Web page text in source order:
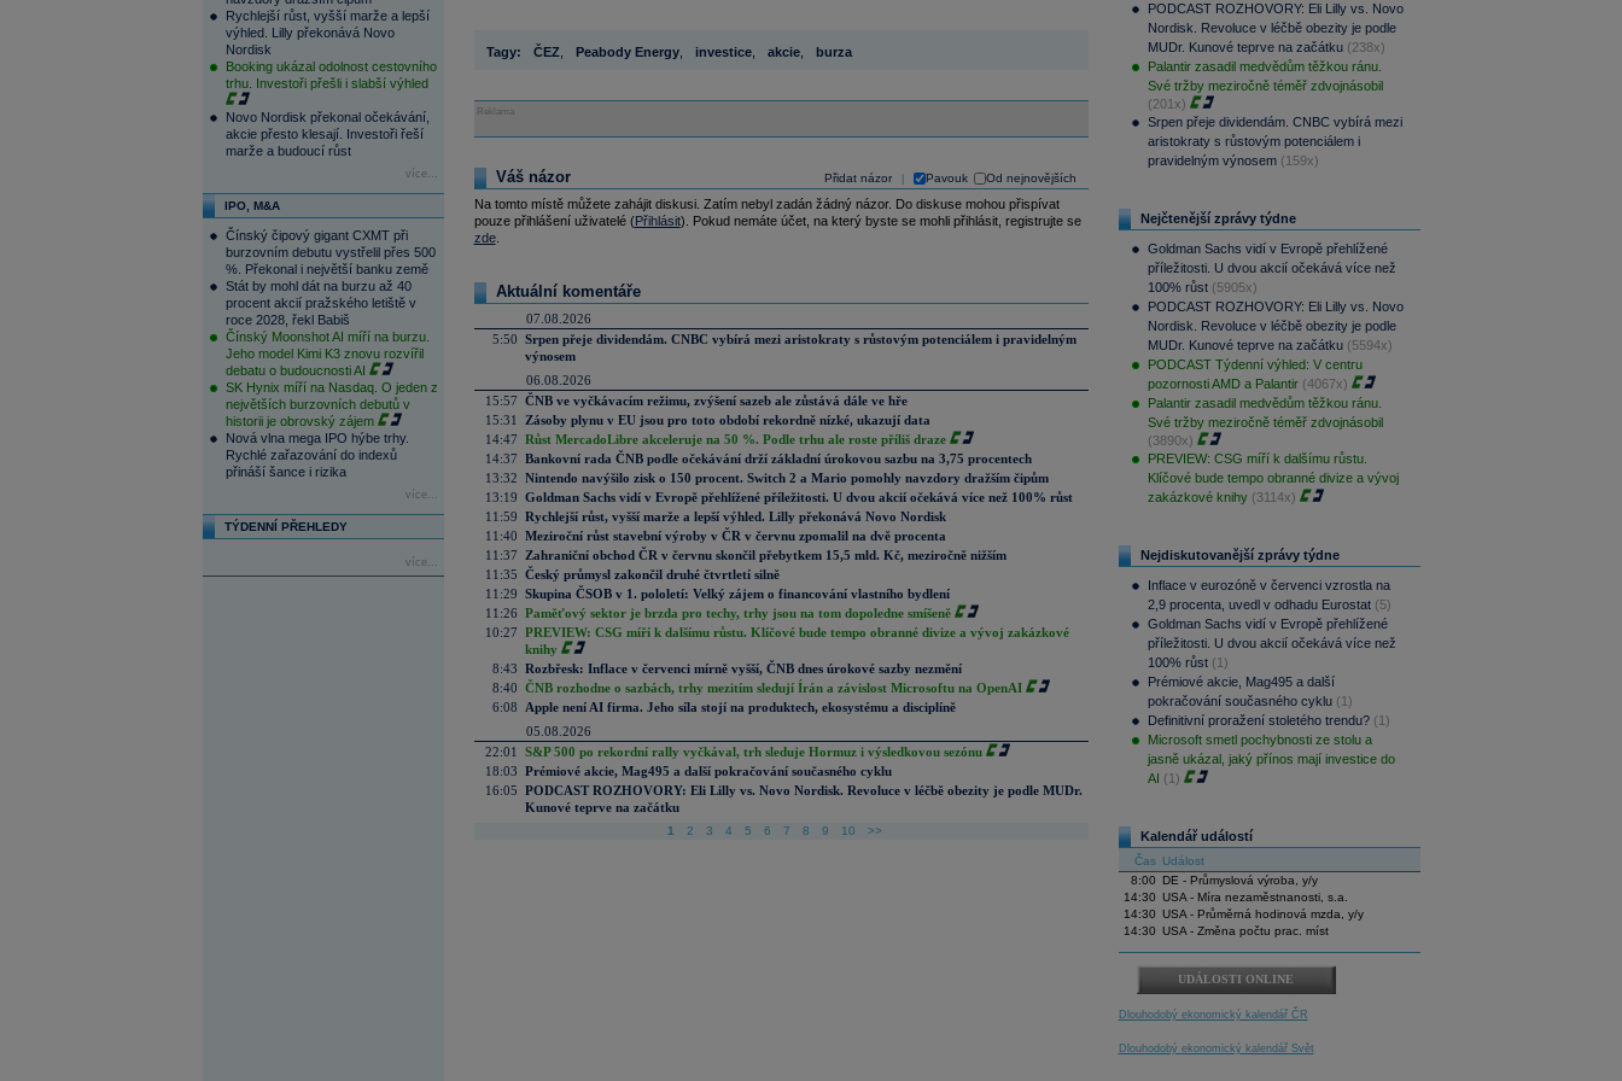
Rychlejší růst, vyšší marže a lepší
výhled. Lilly překonává Novo
Nordisk
Booking ukázal odolnost cestovního
trhu. Investoři přešli i slabší výhled
Novo Nordisk překonal očekávání,
akcie přesto klesají. Investoři řeší
marže a budoucí růst
více...
IPO, M&A
Čínský čipový gigant CXMT při
burzovním debutu vystřelil přes 500
%. Překonal i největší banku země
Stát by mohl dát na burzu až 40
procent akcií pražského letiště v
roce 2028, řekl Babiš
Čínský Moonshot AI míří na burzu.
Jeho model Kimi K3 znovu rozvířil
debatu o budoucnosti AI
SK Hynix míří na Nasdaq. O jeden z
největších burzovních debutů v
historii je obrovský zájem
Nová vlna mega IPO hýbe trhy.
Rychlé zařazování do indexů
přináší šance i rizika
více...
TÝDENNÍ PŘEHLEDY
více...
Tagy: ČEZ Peabody Energy, investice, akcie, burza
Reklama
Přidat názor Pavouk Od nejnovějších
Váš názor
Na tomto místě můžete zahájit diskusi. Zatím nebyl zadán žádný názor. Do diskuse mohou přispívat
pouze přihlášení uživatelé (Přihlásit). Pokud nemáte účet, na který byste se mohli přihlásit, registrujte se
zde.
Aktuální komentáře
07.08.2026
5:50 Srpen přeje dividendám. CNBC vybírá mezi aristokraty s růstovým potenciálem i pravidelným
výnosem
06.08.2026
15:57 ČNB ve vyčkávacím režimu, zvýšení sazeb ale zůstává dále ve hře
15:31
Zásoby plynu v EU jsou pro toto období rekordně nízké, ukazují data
14:47 Růst MercadoLibre akceleruje na 50 %. Podle trhu ale roste příliš draze
14:37 Bankovní rada ČNB podle očekávání drží základní úrokovou sazbu na 3,75 procentech
13:32 Nintendo navýšilo zisk o 150 procent. Switch 2 a Mario pomohly navzdory dražším čipům
13:19 Goldman Sachs vidí v Evropě přehlížené příležitosti. U dvou akcií očekává více než 100% růst
11:59 Rychlejší růst, vyšší marže a lepší výhled. Lilly překonává Novo Nordisk
11:40 Meziroční růst stavební výroby v ČR v červnu zpomalil na dvě procenta
11:37
Zahraniční obchod ČR v červnu skončil přebytkem 15,5 mld. Kč, meziročně nižším
11:35 Český průmysl zakončil druhé čtvrtletí silně
11:29 Skupina ČSOB v 1. pololetí: Velký zájem o financování vlastního bydlení
11:26 Paměťový sektor je brzda pro techy, trhy jsou na tom dopoledne smíšeně
10:27 PREVIEW: CSG míří k dalšímu růstu. Klíčové bude tempo obranné divize a vývoj zakázkové
knihy
8:43 Rozbřesk: Inflace v červenci mírně vyšší, ČNB dnes úrokové sazby nezmění
8:40 ČNB rozhodne o sazbách, trhy mezitím sledují Írán a závislost Microsoftu na OpenAI
6:08
Apple není AI firma. Jeho síla stojí na produktech, ekosystému a disciplíně
05.08.2026
22:01
S&P 500 po rekordní rally vyčkával, trh sleduje Hormuz i výsledkovou sezónu
18:03 Prémiové akcie, Mag495 a další pokračování současného cyklu
16:05 PODCAST ROZHOVORY: Eli Lilly vs. Novo Nordisk. Revoluce v léčbě obezity je podle MUDr.
Kunové teprve na začátku
1 2 3 4 5 6 7 8 9 10 >>
PODCAST ROZHOVORY: Eli Lilly vs. Novo
Nordisk. Revoluce v léčbě obezity je podle
MUDr. Kunové teprve na začátku (238x)
Palantir zasadil medvědům těžkou ránu.
Své tržby meziročně téměř zdvojnásobil
(201x)
Srpen přeje dividendám. CNBC vybírá mezi
aristokraty s růstovým potenciálem i
pravidelným výnosem (159x)
Nejčtenější zprávy týdne
Goldman Sachs vidí v Evropě přehlížené
příležitosti. U dvou akcií očekává více než
100% růst (5905x)
PODCAST ROZHOVORY: Eli Lilly vs. Novo
Nordisk. Revoluce v léčbě obezity je podle
MUDr. Kunové teprve na začátku (5594x)
PODCAST Týdenní výhled: V centru
pozornosti AMD a Palantir (4067x)
Palantir zasadil medvědům těžkou ránu.
Své tržby meziročně téměř zdvojnásobil
(3890x)
PREVIEW: CSG míří k dalšímu růstu.
Klíčové bude tempo obranné divize a vývoj
zakázkové knihy (3114x)
Nejdiskutovanější zprávy týdne
Inflace v eurozóně v červenci vzrostla na
2,9 procenta, uvedl v odhadu Eurostat (5)
Goldman Sachs vidí v Evropě přehlížené
příležitosti. U dvou akcií očekává více než
100% růst (1)
Prémiové akcie, Mag495 a další
pokračování současného cyklu (1)
Definitivní proražení stoletého trendu? (1)
Microsoft smetl pochybnosti ze stolu a
jasně ukázal, jaký přínos mají investice do
AI (1)
Kalendář událostí
Čas Událost
8:00
DE - Průmyslová výroba, y/y
14:30 USA - Míra nezaměstnanosti, s.a.
14:30 USA - Průměrná hodinová mzda, y/y
14:30 USA - Změna počtu prac. míst
UDÁLOSTI ONLINE
Dlouhodobý ekonomický kalendář ČR
Dlouhodobý ekonomický kalendář Svět